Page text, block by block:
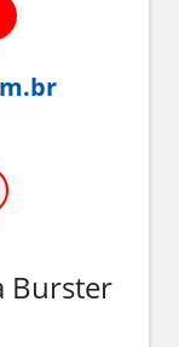
Burster